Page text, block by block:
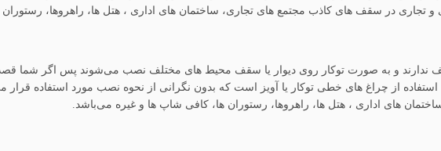
و تجاری در سقف های کاذب مجتمع های تجاری، ساختمان های اداری ، هتل ها، راهروها،
ندارند و به صورت توکار روی دیوار یا سقف محیط های مختلف نصب می‌شوند پس اگر شما قصد
از چراغ های خطی توکار یا آویز است که بدون نگرانی از نحوه نصب مورد استفاده قرار
های اداری ، هتل ها، راهروها، رستوران ها، کافی شاپ ها و غیره می‌باشد.